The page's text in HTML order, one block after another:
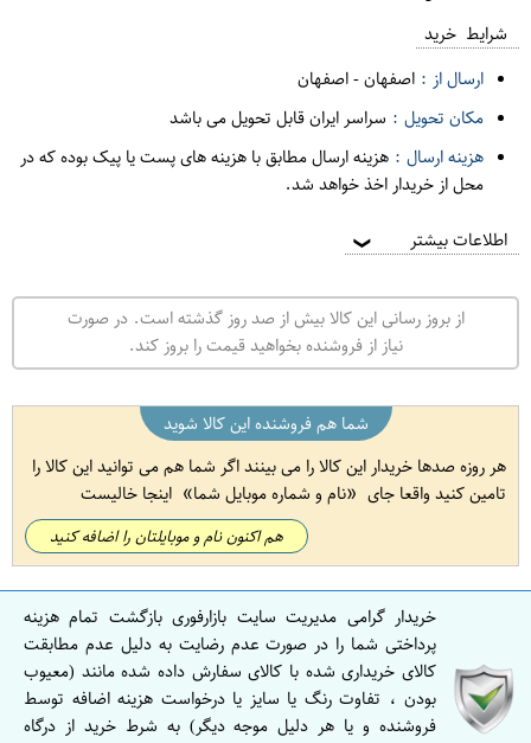
شرایط خرید
ارسال از : اصفهان-اصفهان
مکان تحویل : سراسر ایران قابل تحویل می باشد
هزینه ارسال : هزینه ارسال مطابق با هزینه های پست یا پیک بوده که در
محل از خریدار اخذ خواهد شد.
اطلاعات بیشتر ❯
از بروز رسانی این کالا بیش از صد روز گذشته است. در صورت
نیاز از فروشنده بخواهید قیمت را بروز کند.
شما هم فروشنده این کالا شوید
هر روزه صدها خریدار این کالا را می بینند اگر شما هم می توانید این کالا را
تامین کنید واقعا جای
نام و شماره موبایل شما اینجا خالیست
هم اکنون نام و موبایلتان را اضافه کنید
خریدار گرامی مدیریت سایت بازارفوری بازگشت تمام هزینه
پرداختی شما را در صورت عدم رضایت به دلیل عدم مطابقت
کالای خریداری شده با کالای سفارش داده شده مانند (معیوب
بودن ، تفاوت رنگ یا سایز یا درخواست هزینه اضافه توسط
فروشنده و یا هر دلیل موجه دیگر) به شرط خرید از درگاه